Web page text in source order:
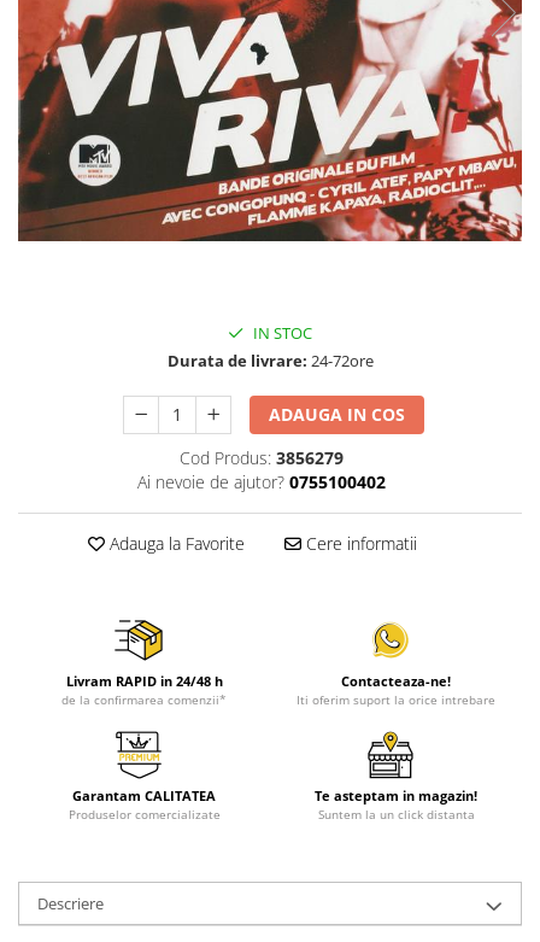
Viniluri Românești
Colecția Electrecord
IN STOC
Durata de livrare: 24-72ore
ADAUGA IN COS
Cod Produs: 3856279
Ai nevoie de ajutor? 0755100402
Adauga la Favorite Cere informatii
Livram RAPID in 24/48 h
de la confirmarea comenzii*
Contacteaza-ne!
Iti oferim suport la orice intrebare
Garantam CALITATEA
Produselor comercializate
Te asteptam in magazin!
Suntem la un click distanta
Descriere